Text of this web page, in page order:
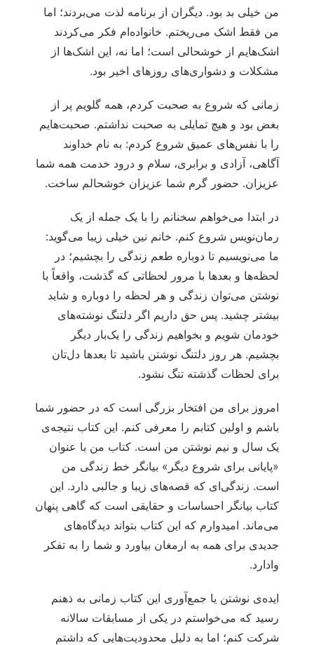
من خیلی بد بود. دیگران از برنامه لذت می‌بردند؛ اما
من فقط اشک می‌ریختم. خانواده‌ام فکر می‌کردند
اشک‌هایم از خوشحالی است؛ اما نه، این اشک‌ها از
مشکلات و دشواری‌های روزهای اخیر بود.
زمانی که شروع به صحبت کردم، همه گلویم پر از
بغض بود و هیچ تمایلی به صحبت نداشتم. صحبت‌هایم
را با نفس‌های عمیق شروع کردم: به نام خداوند
آگاهی، آزادی و برابری، سلام و درود خدمت همه شما
عزیزان. حضور گرم شما عزیزان خوشحالم ساخت.
در ابتدا می‌خواهم سخنانم را با یک جمله از یک
رمان‌نویس شروع کنم. خانم نین خیلی زیبا می‌گوید:
ما می‌نویسیم تا دوباره طعم زندگی را بچشیم؛ در
لحظه‌ها و بعدها با مرور لحظاتی که گذشت، واقعاً با
نوشتن می‌توان زندگی و هر لحظه را دوباره و شاید
بیشتر چشید. پس حق داریم اگر دلتنگ نوشته‌های
خودمان شویم و بخواهیم زندگی را یک‌بار دیگر
بچشیم. هر روز دلتنگ نوشتن باشید تا بعدها دل‌تان
برای لحظات گذشته تنگ نشود.
امروز برای من افتخار بزرگی است که در حضور شما
باشم و اولین کتابم را معرفی کنم. این کتاب نتیجه‌ی
یک سال و نیم نوشتن من است. کتاب من با عنوان
«پایانی برای شروع دیگر» بیانگر خط زندگی من
است. زندگی‌ای که قصه‌های زیبا و جالبی دارد. این
کتاب بیانگر احساسات و حقایقی است که گاهی پنهان
می‌ماند. امیدوارم که این کتاب بتواند دیدگاه‌های
جدیدی برای همه به ارمغان بیاورد و شما را به تفکر
وادارد.
ایده‌ی نوشتن یا جمع‌آوری این کتاب زمانی به ذهنم
رسید که می‌خواستم در یکی از مسابقات سالانه
شرکت کنم؛ اما به دلیل محدودیت‌هایی که داشتم